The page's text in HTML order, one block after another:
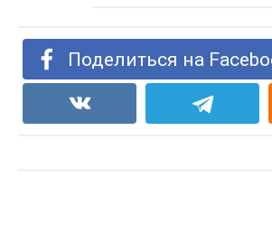
Поделиться на